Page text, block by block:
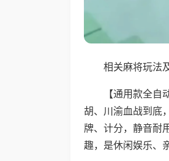
相关麻将玩法
【通用款全
胡、川渝血战到底
牌、计分，静音耐
趣，是休闲娱乐、